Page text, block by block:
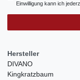
Einwilligung kann ich
Hersteller
DIVANO
Kingkratzbaum